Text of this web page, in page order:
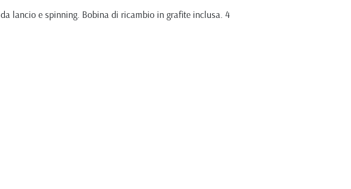
lancio e spinning. Bobina di ricambio in grafite inclusa. 4